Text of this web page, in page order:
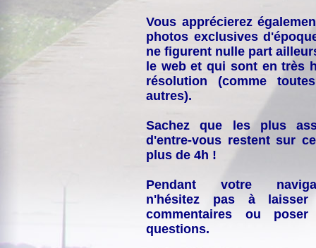
Vous apprécierez
photos exclusives
ne figurent nulle part
le web et qui sont en très
résolution (comme
autres).
Sachez que les plus
d'entre-vous restent sur
plus de 4h !
Pendant votre
n'hésitez pas à laisser
commentaires ou
questions.